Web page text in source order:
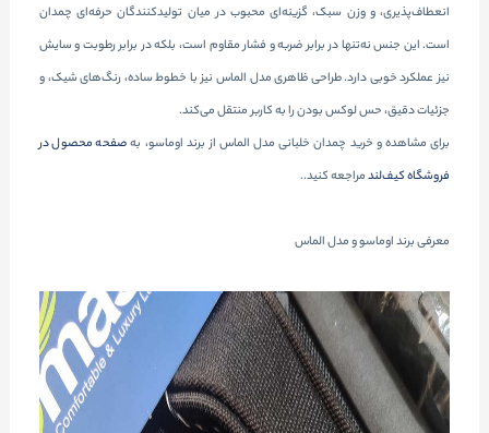
انعطاف‌پذیری، و وزن سبک، گزینه‌ای محبوب در میان تولیدکنندگان حرفه‌ای چمدان
است. این جنس نه‌تنها در برابر ضربه و فشار مقاوم است، بلکه در برابر رطوبت و سایش
نیز عملکرد خوبی دارد. طراحی ظاهری مدل الماس نیز با خطوط ساده، رنگ‌های شیک، و
جزئیات دقیق، حس لوکس بودن را به کاربر منتقل می‌کند.
برای مشاهده و خرید چمدان خلبانی مدل الماس از برند اوماسو، بهصفحه محصول در
فروشگاه کیف‌لندمراجعه کنید..
معرفی برند اوماسو و مدل الماس